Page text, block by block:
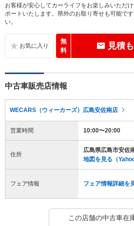
お客様が安心してカーライフをお楽しみいただ
ポートいたします。県外のお取り寄せも可能で
い。
無
料
見積
中古車販売店情報
WECARS（ウィーカーズ）広島安佐南店
営業時間 10:00〜20:00
住所
広島県広島市安佐
地図を見る（
フェア情報 フェア情報詳細を
この店舗の中古車在